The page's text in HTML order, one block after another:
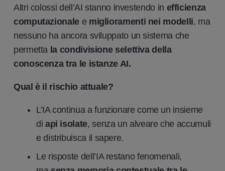
Altri colossi dell’AI stanno investendo in efficienza
computazionale e miglioramenti nei modelli, ma
nessuno ha ancora sviluppato un sistema che
permetta la condivisione selettiva della
conoscenza tra le istanze AI.
Qual è il rischio attuale?
L’IA continua a funzionare come un insieme
di api isolate, senza un alveare che accumuli
e distribuisca il sapere.
Le risposte dell’IA restano fenomenali,